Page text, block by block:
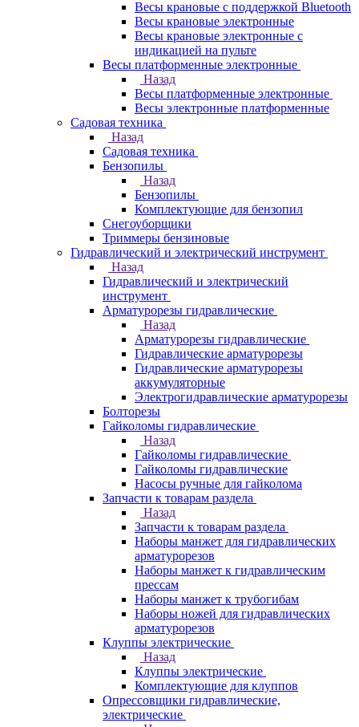
Весы крановые с поддержкой Bluetooth
Весы крановые электронные
Весы крановые электронные с
индикацией на пульте
Весы платформенные электронные
Назад
Весы платформенные электронные
Весы электронные платформенные
Садовая техника
Назад
Садовая техника
Бензопилы
Назад
Бензопилы
Комплектующие для бензопил
Снегоуборщики
Триммеры бензиновые
Гидравлический и электрический инструмент
Назад
Гидравлический и электрический
инструмент
Арматурорезы гидравлические
Назад
Арматурорезы гидравлические
Гидравлические арматурорезы
Гидравлические арматурорезы
аккумуляторные
Электрогидравлические арматурорезы
Болторезы
Гайколомы гидравлические
Назад
Гайколомы гидравлические
Гайколомы гидравлические
Насосы ручные для гайколома
Запчасти к товарам раздела
Назад
Запчасти к товарам раздела
Наборы манжет для гидравлических
арматурорезов
Наборы манжет к гидравлическим
прессам
Наборы манжет к трубогибам
Наборы ножей для гидравлических
арматурорезов
Клуппы электрические
Назад
Клуппы электрические
Комплектующие для клуппов
Опрессовщики гидравлические,
электрические